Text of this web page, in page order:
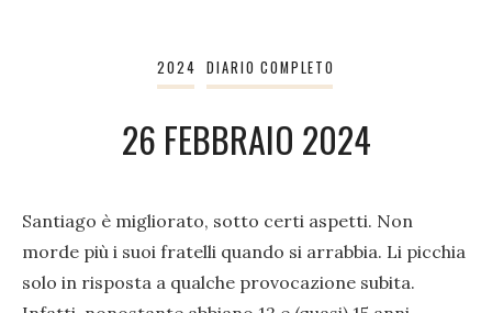
2024 DIARIO COMPLETO
26 FEBBRAIO 2024
Santiago è migliorato, sotto certi aspetti. Non
morde più i suoi fratelli quando si arrabbia. Li picchia
solo in risposta a qualche provocazione subita.